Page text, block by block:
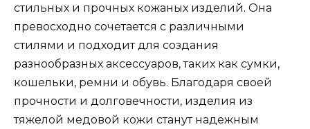
стильных и прочных кожаных изделий. Она
превосходно сочетается с различными
стилями и подходит для создания
разнообразных аксессуаров, таких как сумки,
кошельки, ремни и обувь. Благодаря своей
прочности и долговечности, изделия из
тяжелой медовой кожи станут надежным